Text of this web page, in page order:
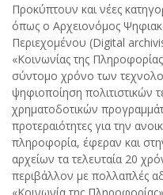
Προκύπτουν και νέες
όπως ο Αρχειονόμος
Περιεχομένου (Digital
«Κοινωνίας της
σύντομο χρόνο των
ψηφιοποίηση πολιτιστικών
χρηματοδοτικών
προτεραιότητες για την
πληροφορία, έφεραν και
αρχείων τα τελευταία 20
περιβάλλον με πολλαπλές
«Κοινωνία της